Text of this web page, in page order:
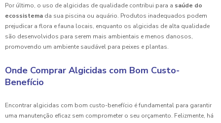
Por último, o uso de algicidas de qualidade contribui para a saúde do
ecossistema da sua piscina ou aquário. Produtos inadequados podem
prejudicar a flora e fauna locais, enquanto os algicidas de alta qualidade
são desenvolvidos para serem mais ambientais e menos danosos,
promovendo um ambiente saudável para peixes e plantas.
Onde Comprar Algicidas com Bom Custo-
Benefício
Encontrar algicidas com bom custo-benefício é fundamental para garantir
uma manutenção eficaz sem comprometer o seu orçamento. Felizmente, há